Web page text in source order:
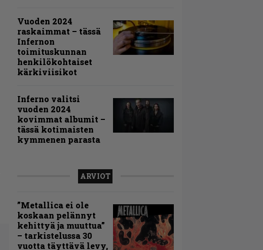
Vuoden 2024
raskaimmat – tässä
Infernon
toimituskunnan
henkilökohtaiset
kärkiviisikot
Inferno valitsi
vuoden 2024
kovimmat albumit –
tässä kotimaisten
kymmenen parasta
ARVIOT
”Metallica ei ole
koskaan pelännyt
kehittyä ja muuttua”
– tarkistelussa 30
vuotta täyttävä levy,